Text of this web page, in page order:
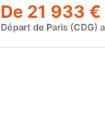
De 21 933
Départ de Paris (CDG)